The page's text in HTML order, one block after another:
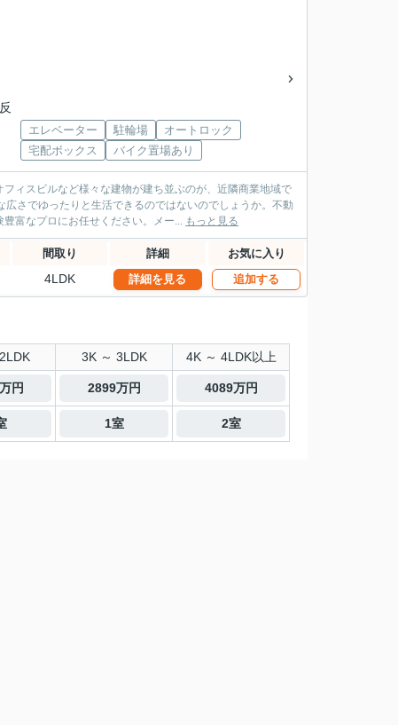
エレベーター 駐輪場
オートロック
宅配ボックス
バイク置場あり
ィスビルなど様々な建物が建ち並ぶのが、近隣商業地域で
さでゆったりと生活できるのではないのでしょうか。不動
富なプロにお任せください。メー... もっと見る
間取り 詳細 お気に入り
4LDK 詳細を見る 追加する
3K ～ 3LDK 4K ～ 4LDK以上
円 2899万円 4089万円
1室 2室